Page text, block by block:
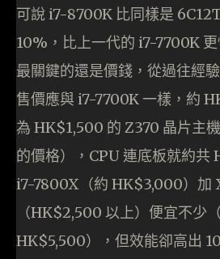
可說 i7-8700K 比同樣是
10%，比上一代的 i7-7700K
最關鍵的還是價錢，從過往經
售價應與 i7-7700K 一樣，約
為 HK$1,500 的 Z370 晶片主
的價格），CPU 連底板就約
i7-7800X（約 HK$3,000）加
（HK$2,500 以上）便宜不少
HK$5,500），但效能卻高出